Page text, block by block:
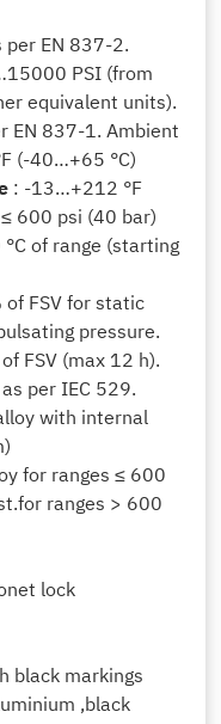
per EN 837-2.
PSI (from
equivalent units).
EN 837-1. Ambient
(-40…+65 °C)
: -13…+212 °F
600 psi (40 bar)
of range (starting
FSV for static
pressure.
FSV (max 12 h).
per IEC 529.
with internal
for ranges ≤ 600
ranges > 600
lock
black markings
,black